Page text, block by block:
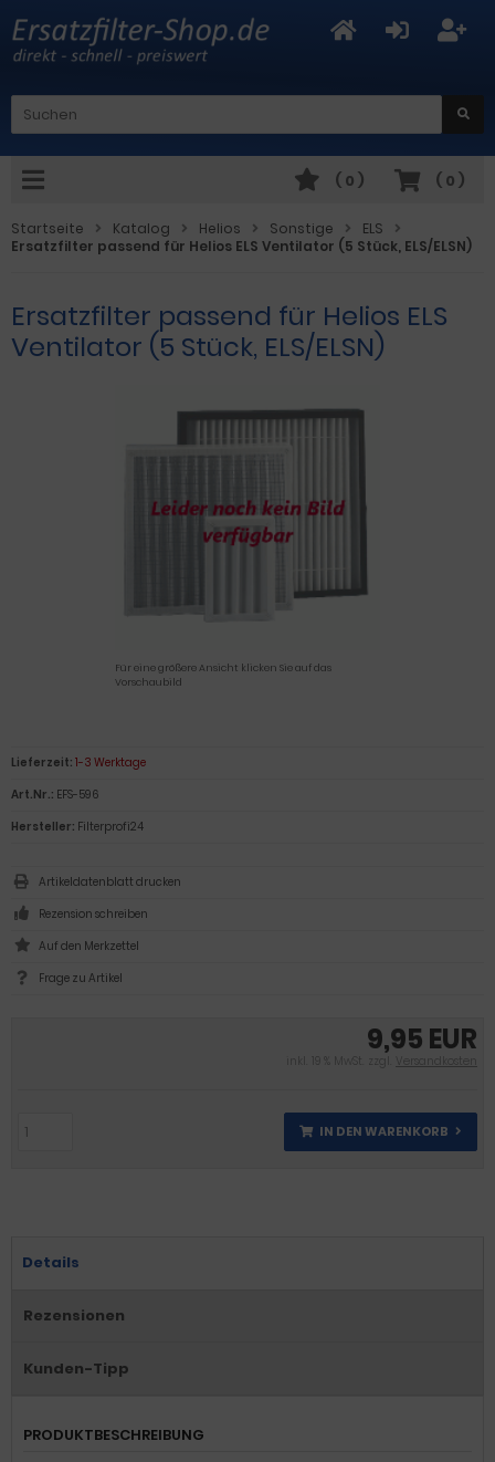
( 0 )
( 0 )
Startseite Katalog Helios Sonstige
ELS
Ersatzfilter passend für Helios ELS Ventilator (5 Stück, ELS/ELSN)
Ersatzfilter passend für Helios ELS
Ventilator (5 Stück, ELS/ELSN)
Für eine größere Ansicht klicken Sie auf das
Vorschaubild
9,95 EUR
inkl. 19 % MwSt. zzgl. Versandkosten
IN DEN WARENKORB
Lieferzeit: 1-3 Werktage
Art.Nr.: EFS-596
Hersteller: Filterprofi24
Artikeldatenblatt drucken
Rezension schreiben
Frage zu Artikel
Details
Rezensionen
Kunden-Tipp
PRODUKTBESCHREIBUNG